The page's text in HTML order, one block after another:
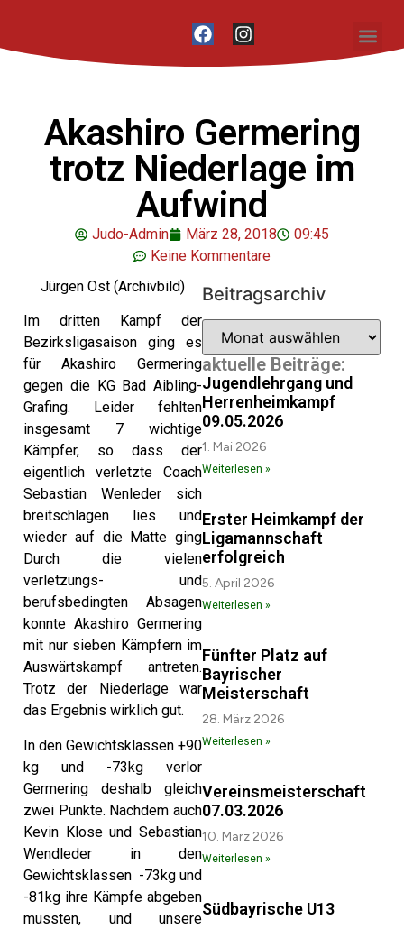
Akashiro Germering
trotz Niederlage im
Aufwind
Judo-Admin März 28, 2018
09:45
Keine Kommentare
Jürgen Ost (Archivbild)
Im dritten Kampf der
Bezirksligasaison ging es
für Akashiro Germering
gegen die KG Bad Aibling-
Grafing. Leider fehlten
insgesamt 7 wichtige
Kämpfer, so dass der
eigentlich verletzte Coach
Sebastian Wenleder sich
breitschlagen lies und
wieder auf die Matte ging
Durch die vielen
verletzungs- und
berufsbedingten Absagen
konnte Akashiro Germering
mit nur sieben Kämpfern im
Auswärtskampf antreten.
Trotz der Niederlage war
das Ergebnis wirklich gut.
In den Gewichtsklassen +90
kg und -73kg verlor
Germering deshalb gleich
zwei Punkte. Nachdem auch
Kevin Klose und Sebastian
Wendleder in den
Gewichtsklassen -73kg und
-81kg ihre Kämpfe abgeben
mussten, und unsere
Beitragsarchiv
aktuelle Beiträge:
Jugendlehrgang und
Herrenheimkampf
09.05.2026
1. Mai 2026
Weiterlesen »
Erster Heimkampf der
Ligamannschaft
erfolgreich
5. April 2026
Weiterlesen »
Fünfter Platz auf
Bayrischer
Meisterschaft
28. März 2026
Weiterlesen »
Vereinsmeisterschaft
07.03.2026
10. März 2026
Weiterlesen »
Südbayrische U13